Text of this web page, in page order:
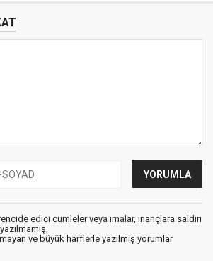
edici cümleler veya imalar, inançlara saldırı
ve büyük harflerle yazılmış yorumlar